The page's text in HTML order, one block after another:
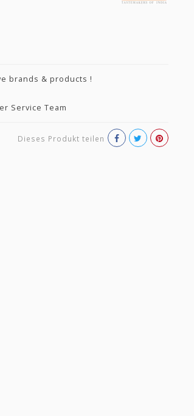
brands & products !
Service Team
Dieses Produkt teilen